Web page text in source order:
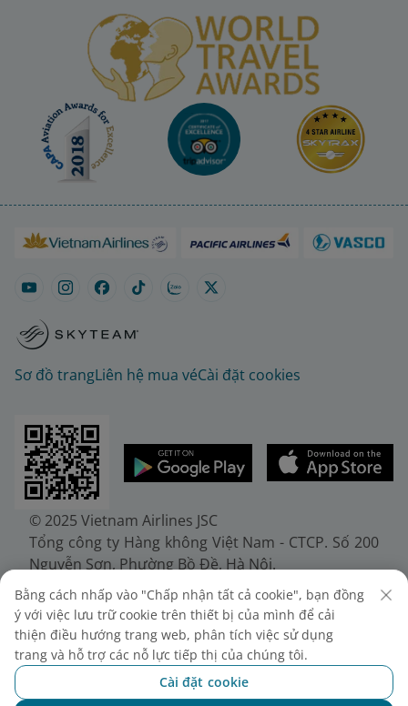
Sơ đồ trangLiên hệ mua véCài đặt cookies
© 2025 Vietnam Airlines JSC
Tổng công ty Hàng không Việt Nam - CTCP. Số 200
Nguyễn Sơn, Phường Bồ Đề, Hà Nội.
Điện thoại: (+84-24) 38272289. Fax: (+84-24)
38722375
Giấy chứng nhận đăng ký doanh nghiệp, mã số
doanh nghiệp 0100107518, đăng ký lần đầu ngày
30/6/2010, đăng ký thay đổi lần thứ 10 ngày
24/7/2025, cấp bởi Sở Tài chính Thành phố Hà Nội.
Bằng cách nhấp vào "Chấp nhận tất cả cookie", bạn đồng
ý với việc lưu trữ cookie trên thiết bị của mình để cải
thiện điều hướng trang web, phân tích việc sử dụng
trang và hỗ trợ các nỗ lực tiếp thị của chúng tôi.
Cài đặt cookie